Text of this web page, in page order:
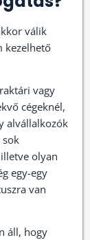
válik
kezelhető
vagy
cégeknél,
alvállalkozók
sok
olyan
egy-egy
van
áll, hogy